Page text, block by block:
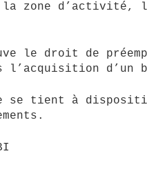
zone d’activité,
le droit de
l’acquisition d’un
se tient à